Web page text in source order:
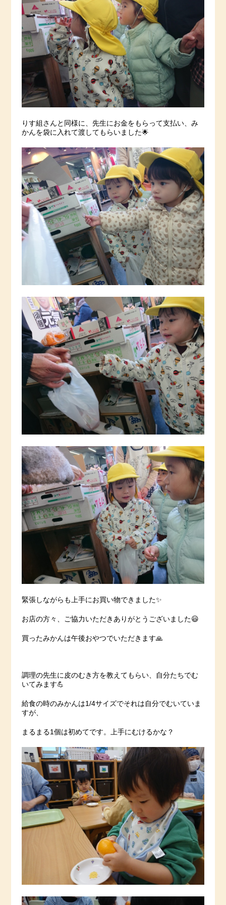
りす組さんと同様に、先生にお金をもらって支払い、み
かんを袋に入れて渡してもらいました🌟
緊張しながらも上手にお買い物できました✨
お店の方々、ご協力いただきありがとうございました😃
買ったみかんは午後おやつでいただきます🙏
調理の先生に皮のむき方を教えてもらい、自分たちでむ
いてみます💪
給食の時のみかんは1/4サイズでそれは自分でむいていま
すが、
まるまる1個は初めてです。上手にむけるかな？